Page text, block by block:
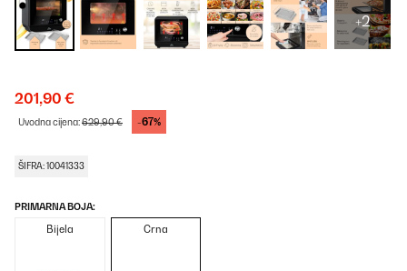
+2
201,90 €
Uvodna cijena:629,90 € -67%
ŠIFRA: 10041333
PRIMARNA BOJA:
Bijela Crna